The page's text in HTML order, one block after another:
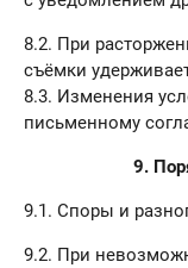
8.2. При
съёмки
8.3. Изменения
письменному
9.
9.1. Споры и
9.2. При